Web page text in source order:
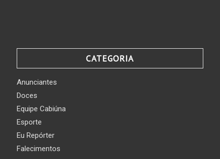
CATEGORIA
Anunciantes
Doces
Equipe Cabiúna
Esporte
Eu Repórter
Falecimentos